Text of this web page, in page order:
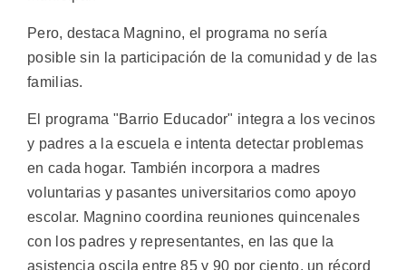
Pero, destaca Magnino, el programa no sería
posible sin la participación de la comunidad y de las
familias.
El programa "Barrio Educador" integra a los vecinos
y padres a la escuela e intenta detectar problemas
en cada hogar. También incorpora a madres
voluntarias y pasantes universitarios como apoyo
escolar. Magnino coordina reuniones quincenales
con los padres y representantes, en las que la
asistencia oscila entre 85 y 90 por ciento, un récord